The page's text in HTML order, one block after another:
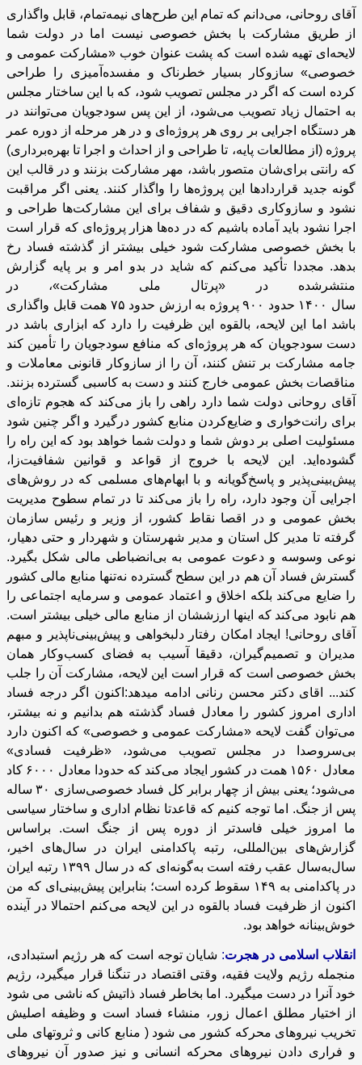
آقای روحانی، می‌‌دانم که تمام این طرح‌‌های نیمه‌تمام، قابل واگذاری
از طریق مشارکت با بخش خصوصی نیست اما در دولت شما
لایحه‌ای تهیه شده است که پشت عنوان خوب «مشارکت عمومی و
خصوصی» سازوکار بسیار خطرناک و مفسده‌آمیزی را طراحی
کرده است که اگر در مجلس تصویب شود، که با این ساختار مجلس
به احتمال زیاد تصویب می‌شود، از این پس سودجویان می‌توانند در
هر دستگاه اجرایی بر روی هر پروژه‌ای و در هر مرحله از دوره عمر
پروژه (از مطالعات پایه، تا طراحی و از احداث و اجرا تا بهره‌برداری)
که رانتی برای‌شان متصور باشد، مهر مشارکت بزنند و در قالب این
گونه جدید قراردادها این پروژه‌ها را واگذار کنند. یعنی اگر مراقبت
نشود و سازوکاری دقیق و شفاف برای این مشارکت‌ها طراحی و
اجرا نشود باید آماده باشیم که در ده‌ها هزار پروژه‌ای که قرار است
با بخش خصوصی مشارکت شود خیلی بیشتر از گذشته فساد رخ
بدهد. مجددا تأکید می‌کنم که شاید در بدو امر و بر پایه گزارش
منتشرشده در «پرتال ملی مشارکت»، در
سال ۱۴۰۰ حدود ۹۰۰پروژه به ارزش حدود ۷۵ همت قابل واگذاری
باشد اما این لایحه، بالقوه این ظرفیت را دارد که ابزاری باشد در
دست سودجویان که هر پروژه‌ای که منافع سودجویان را تأمین ‌کند
جامه مشارکت بر تنش کنند، آن را از سازوکار قانونی معاملات و
مناقصات بخش عمومی خارج کنند و دست به کاسبی گسترده بزنند.
آقای روحانی دولت شما دارد راهی را باز می‌کند که هجوم تازه‌ای
برای رانت‌خواری و ضایع‌کردن منابع کشور درگیرد و اگر چنین شود
مسئولیت اصلی بر دوش شما و دولت شما خواهد بود که این راه را
گشوده‌اید. این لایحه با خروج از قواعد و قوانین شفافیت‌زا،
پیش‌بینی‌پذیر و پاسخ‌گویانه و با ابهام‌های مسلمی که در روش‌های
اجرایی آن وجود دارد، راه را باز می‌کند تا در تمام سطوح مدیریت
بخش عمومی و در اقصا نقاط کشور، از وزیر و رئیس سازمان
گرفته تا مدیر کل استان و مدیر شهرستان و شهردار و حتی دهیار،
نوعی وسوسه و دعوت عمومی به بی‌انضباطی مالی شکل بگیرد.
گسترش فساد آن هم در این سطح گسترده نه‌تنها منابع مالی کشور
را ضایع می‌کند بلکه اخلاق و اعتماد عمومی و سرمایه اجتماعی را
هم نابود می‌کند که اینها ارزششان از منابع مالی خیلی بیشتر است.
آقای روحانی! ایجاد امکان رفتار دلبخواهی و پیش‌بینی‌ناپذیر و مبهم
مدیران و تصمیم‌گیران، دقیقا آسیب به فضای کسب‌وکار همان
بخش خصوصی است که قرار است این لایحه، مشارکت آن را جلب
کند... اقای دکتر محسن رنانی ادامه میدهد:اکنون اگر درجه فساد
اداری امروز کشور را معادل فساد گذشته هم بدانیم و نه بیشتر،
می‌توان گفت لایحه «مشارکت عمومی و خصوصی» که اکنون دارد
بی‌سروصدا در مجلس تصویب می‌شود، «ظرفیت فسادی»
معادل ۱۵۶۰ همت در کشور ایجاد می‌کند که حدودا معادل ۶۰۰۰ کاد
می‌شود؛ یعنی بیش از چهار برابر کل فساد خصوصی‌سازی ۳۰ساله
پس از جنگ. اما توجه کنیم که قاعدتا نظام اداری و ساختار سیاسی
ما امروز خیلی فاسد‌تر از دوره پس از جنگ است. براساس
گزارش‌های بین‌المللی، رتبه پاکدامنی ایران در سال‌های اخیر،
سال‌به‌سال عقب رفته است به‌گونه‌ای که در سال ۱۳۹۹ رتبه ایران
در پاکدامنی به ۱۴۹ سقوط کرده است؛ بنابراین پیش‌بینی‌ای که من
اکنون از ظرفیت فساد بالقوه در این لایحه می‌کنم احتمالا در آینده
خوش‌بینانه خواهد بود.
انقلاب اسلامی در هجرت: شایان توجه است که هر رژیم استبدادی،
منجمله رژیم ولایت فقیه، وقتی اقتصاد در تنگنا قرار میگیرد، رژیم
خود آنرا در دست میگیرد. اما بخاطر فساد ذاتیش که ناشی می شود
از اختیار مطلق اعمال زور، منشاء فساد است و وظیفه اصلیش
تخریب نیروهای محرکه کشور می شود ( منابع کانی و ثروتهای ملی
و فراری دادن نیروهای محرکه انسانی و نیز صدور آن نیروهای